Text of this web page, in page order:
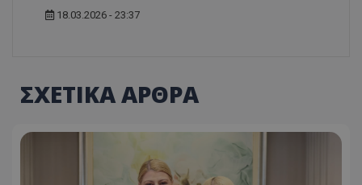
18.03.2026 - 23:37
ΣΧΕΤΙΚΑ ΑΡΘΡΑ